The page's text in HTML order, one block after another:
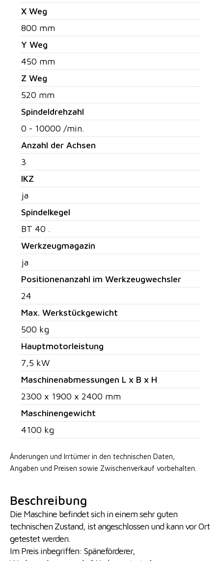
X Weg
800 mm
Y Weg
450 mm
Z Weg
520 mm
Spindeldrehzahl
0 - 10000 /min.
Anzahl der Achsen
3
IKZ
ja
Spindelkegel
BT 40 .
Werkzeugmagazin
ja
Positionenanzahl im Werkzeugwechsler
24
Max. Werkstückgewicht
500 kg
Hauptmotorleistung
7,5 kW
Maschinenabmessungen L x B x H
2300 x 1900 x 2400 mm
Maschinengewicht
4100 kg
Änderungen und Irrtümer in den technischen Daten,
Angaben und Preisen sowie Zwischenverkauf vorbehalten.
Beschreibung
Die Maschine befindet sich in einem sehr guten
technischen Zustand, ist angeschlossen und kann vor Ort
getestet werden.
Im Preis inbegriffen: Späneförderer,